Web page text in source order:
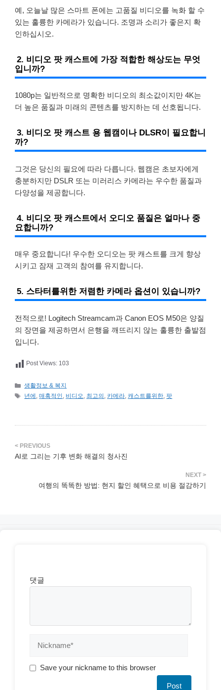
예, 오늘날 많은 스마트 폰에는 고품질 비디오를 녹화 할 수
있는 훌륭한 카메라가 있습니다. 조명과 소리가 좋은지 확
인하십시오.
2. 비디오 팟 캐스트에 가장 적합한 해상도는 무엇
입니까?
1080p는 일반적으로 명확한 비디오의 최소값이지만 4K는
더 높은 품질과 미래의 콘텐츠를 방지하는 데 선호됩니다.
3. 비디오 팟 캐스트 용 웹캠이나 DLSR이 필요합니
까?
그것은 당신의 필요에 따라 다릅니다. 웹캠은 초보자에게
충분하지만 DSLR 또는 미러리스 카메라는 우수한 품질과
다양성을 제공합니다.
4. 비디오 팟 캐스트에서 오디오 품질은 얼마나 중
요합니까?
매우 중요합니다! 우수한 오디오는 팟 캐스트를 크게 향상
시키고 잠재 고객의 참여를 유지합니다.
5. 스타터를위한 저렴한 카메라 옵션이 있습니까?
전적으로! Logitech Streamcam과 Canon EOS M50은 양질
의 장면을 제공하면서 은행을 깨뜨리지 않는 훌륭한 출발점
입니다.
Post Views: 103
카
테
생활정보 & 복지
태
년에 ,매혹적인, 비디오, 최고의 ,카메라,캐스트를위한,팟
AI로 그리는 기후 변화 해결의 청사진
여행의 똑똑한 방법: 현지 할인 혜택으로 비용 절감하기
댓글
Save your nickname to this browser